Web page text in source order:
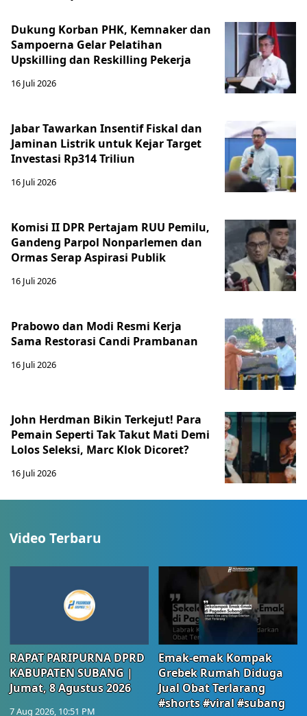
Dukung Korban PHK, Kemnaker dan
Sampoerna Gelar Pelatihan
Upskilling dan Reskilling Pekerja
16 Juli 2026
Jabar Tawarkan Insentif Fiskal dan
Jaminan Listrik untuk Kejar Target
Investasi Rp314 Triliun
16 Juli 2026
Komisi II DPR Pertajam RUU Pemilu,
Gandeng Parpol Nonparlemen dan
Ormas Serap Aspirasi Publik
16 Juli 2026
Prabowo dan Modi Resmi Kerja
Sama Restorasi Candi Prambanan
16 Juli 2026
John Herdman Bikin Terkejut! Para
Pemain Seperti Tak Takut Mati Demi
Lolos Seleksi, Marc Klok Dicoret?
16 Juli 2026
Video Terbaru
RAPAT PARIPURNA DPRD
KABUPATEN SUBANG |
Jumat, 8 Agustus 2026
7 Aug 2026, 10:51 PM
Emak-emak Kompak
Grebek Rumah Diduga
Jual Obat Terlarang
#shorts #viral #subang